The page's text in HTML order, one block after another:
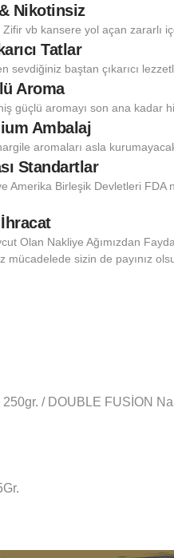
Nikotinsiz
vb kansere yol açan zararlı
Tatlar
sevdiğiniz baştan çıkarıcı
Aroma
güçlü aromayı son ana kadar
Ambalaj
aromaları asla
Standartlar
Amerika Birleşik Devletleri FDA
Olan Nakliye Ağımızdan
mücadelede sizin de payınız
250gr. / DOUBLE FUSİON